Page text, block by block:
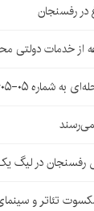
از خدمات دولتی
۱۴۰۵ (تجدید اول)
رفسنجان در لیگ
تئاتر و